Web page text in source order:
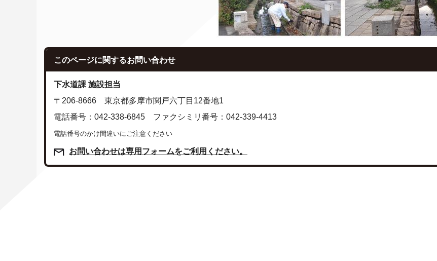
このページに関するお問い合わせ
下水道課 施設担当
〒206-8666 東京都多摩市関戸六丁目12番地1
電話番号：042-338-6845 ファクシミリ番号：042-339-4413
電話番号のかけ間違いにご注意ください
お問い合わせは専用フォームをご利用ください。